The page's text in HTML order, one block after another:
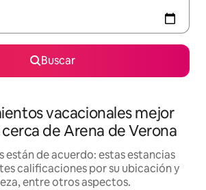
Buscar
vacacionales mejor
de Arena de Verona
están de acuerdo: estas estancias
calificaciones por su ubicación y
entre otros aspectos.